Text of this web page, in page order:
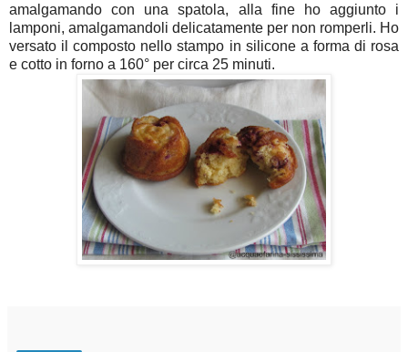
amalgamando con una spatola, alla fine ho aggiunto i
lamponi, amalgamandoli delicatamente per non romperli. Ho
versato il composto nello stampo in silicone a forma di rosa
e cotto in forno a 160° per circa 25 minuti.